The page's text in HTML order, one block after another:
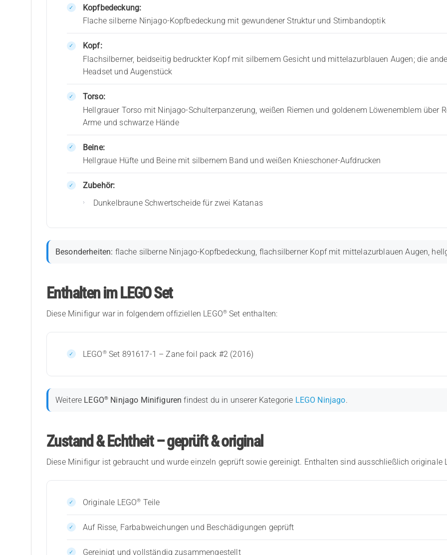
Kopfbedeckung:
Flache silberne Ninjago-Kopfbedeckung mit gewundener Struktur und Stirnbandoptik
Kopf:
Flachsilberner, beidseitig bedruckter Kopf mit silbernem Gesicht und mittelazurblauen Augen; die
Headset und Augenstück
Torso:
Hellgrauer Torso mit Ninjago-Schulterpanzerung, weißen Riemen und goldenem Löwenemblem über
Arme und schwarze Hände
Beine:
Hellgraue Hüfte und Beine mit silbernem Band und weißen Knieschoner-Aufdrucken
Zubehör:
Dunkelbraune Schwertscheide für zwei Katanas
Besonderheiten: flache silberne Ninjago-Kopfbedeckung, flachsilberner Kopf mit mittelazurblauen Augen,
Enthalten im LEGO Set
Diese Minifigur war in folgendem offiziellen LEGO® Set enthalten:
LEGO®Set 891617-1 – Zane foil pack #2 (2016)
Weitere LEGO® Ninjago Minifiguren findest du in unserer Kategorie LEGO Ninjago.
Zustand & Echtheit – geprüft & original
Diese Minifigur ist gebraucht und wurde einzeln geprüft sowie gereinigt. Enthalten sind ausschließlich originale
Originale LEGO® Teile
Auf Risse, Farbabweichungen und Beschädigungen geprüft
Gereinigt und vollständig zusammengestellt